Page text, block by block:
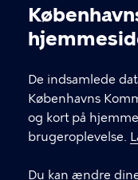
De indsamlede
Københavns
og kort på
brugeroplevelse.
Du kan ændre
Thursday 10-20 /
Sunday 11-17
KONTAKT
Stormgade